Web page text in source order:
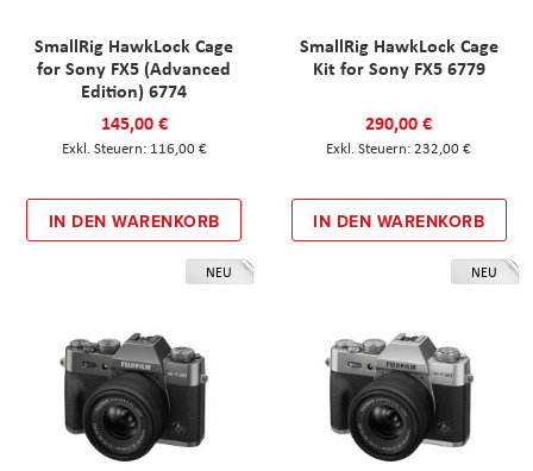
SmallRig HawkLock Cage
for Sony FX5 (Advanced
Edition) 6774
145,00 €
116,00 €
IN DEN WARENKORB
SmallRig HawkLock Cage
Kit for Sony FX5 6779
290,00 €
232,00 €
IN DEN WARENKORB
NEU NEU